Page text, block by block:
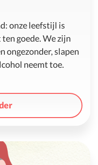
onze leefstijl is
goede. We zijn
ongezonder, slapen
neemt toe.